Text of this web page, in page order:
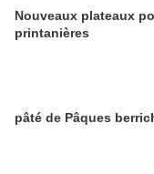
Nouveaux plateaux
printanières
pâté de Pâques